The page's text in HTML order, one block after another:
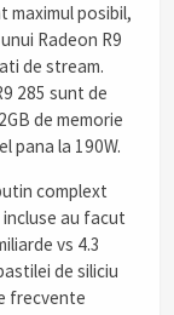
maximul posibil,
Radeon R9
de stream.
285 sunt de
de memorie
pana la 190W.
complext
au facut
vs 4.3
de siliciu
frecvente